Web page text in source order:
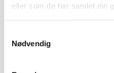
eller som de har samlet inn
Nødvendig
gjenstander kan
Relaterte termer